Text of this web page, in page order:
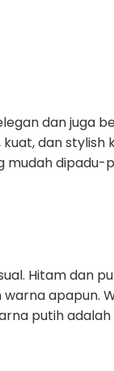
dan juga
dan stylish
mudah dipadu-
Hitam dan
apapun.
putih